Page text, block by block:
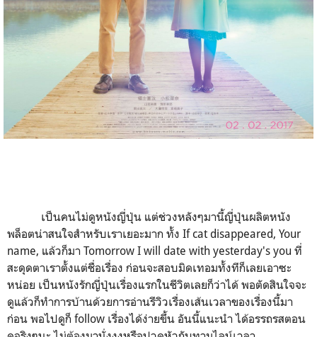
เป็นคนไม่ดูหนังญี่ปุ่น แต่ช่วงหลังๆมานี้ญี่ปุ่นผลิตหนัง
พล็อตน่าสนใจสำหรับเราเยอะมาก ทั้ง If cat disappeared, Your
name, แล้วก็มา Tomorrow I will date with yesterday's you ที่
สะดุดตาเราตั้งแต่ชื่อเรื่อง ก่อนจะสอบมิดเทอมทั้งทีก็เลยเอาซะ
หน่อย เป็นหนังรักญี่ปุ่นเรื่องแรกในชีวิตเลยก็ว่าได้ พอตัดสินใจจะ
ดูแล้วก็ทำการบ้านด้วยการอ่านรีวิวเรื่องเส้นเวลาของเรื่องนี้มา
ก่อน พอไปดูก็ follow เรื่องได้ง่ายขึ้น อันนี้แนะนำ ได้อรรถรสตอน